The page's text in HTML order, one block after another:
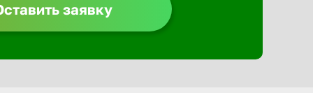
заявку